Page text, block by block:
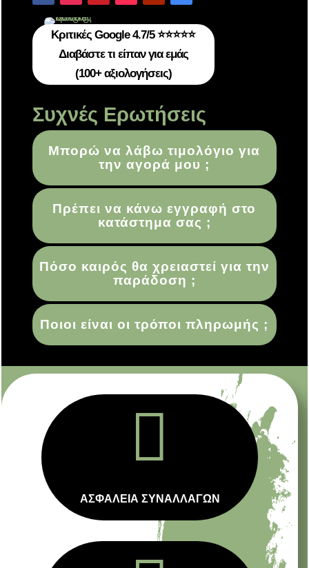
Κριτικές Google 4.7/5 ⭐⭐⭐⭐⭐
Διαβάστε τι είπαν για εμάς
(100+ αξιολογήσεις)
Συχνές Ερωτήσεις
Μπορώ να λάβω τιμολόγιο για
την αγορά μου ;
Πρέπει να κάνω εγγραφή στο
κατάστημα σας ;
Πόσο καιρός θα χρειαστεί για την
παράδοση ;
Ποιοι είναι οι τρόποι πληρωμής ;

ΑΣΦΑΛΕΙΑ ΣΥΝΑΛΛΑΓΩΝ